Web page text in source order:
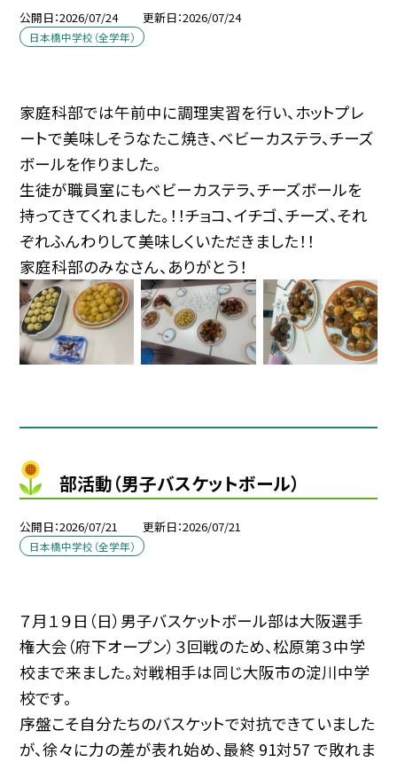
公開日 2026/07/24 更新日 2026/07/24
日本橋中学校（全学年）
家庭科部では午前中に調理実習を行い、ホットプレ
ートで美味しそうなたこ焼き、ベビーカステラ、チーズ
ボールを作りました。
生徒が職員室にもベビーカステラ、チーズボールを
持ってきてくれました。！！チョコ、イチゴ、チーズ、それ
ぞれふんわりして美味しくいただきました！！
家庭科部のみなさん、ありがとう！
部活動（男子バスケットボール）
公開日 2026/07/21 更新日 2026/07/21
日本橋中学校（全学年）
７月１９日（日）男子バスケットボール部は大阪選手
権大会（府下オープン）３回戦のため、松原第３中学
校まで来ました。対戦相手は同じ大阪市の淀川中学
校です。
序盤こそ自分たちのバスケットで対抗できていました
が、徐々に力の差が表れ始め、最終 91対57 で敗れま